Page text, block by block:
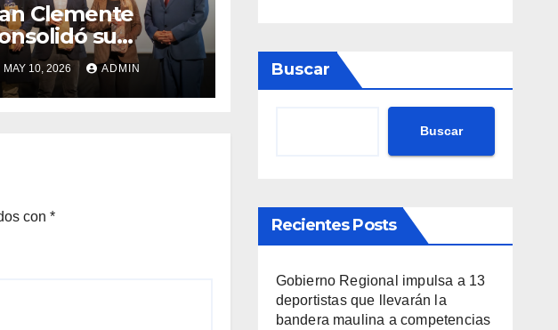
Clemente
su
educativa
el lanzamiento
Preuniversitario
MAY 10, 2026 ADMIN
con *
Buscar
Buscar
Recientes Posts
Gobierno Regional impulsa a 13
deportistas que llevarán la
bandera maulina a competencias